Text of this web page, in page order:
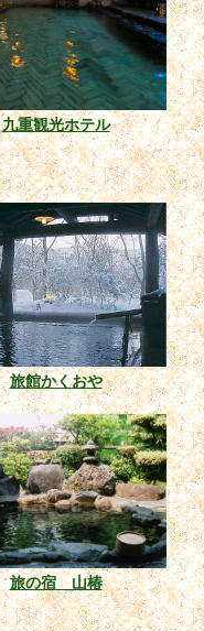
九重観光ホテル
旅館かくおや
旅の宿 山椿